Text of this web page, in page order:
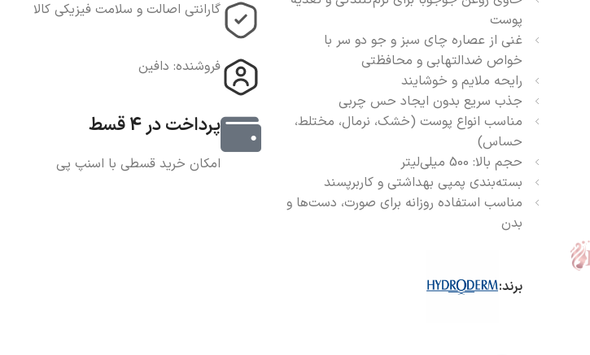
پوست
غنی از عصاره چای سبز و جو دو سر با
خواص ضدالتهابی و محافظتی
رایحه ملایم و خوشایند
جذب سریع بدون ایجاد حس چربی
مناسب انواع پوست (خشک، نرمال، مختلط،
حساس)
حجم بالا: 500 میلی‌لیتر
بسته‌بندی پمپی بهداشتی و کاربرپسند
مناسب استفاده روزانه برای صورت، دست‌ها و
بدن
برند:
گارانتی اصالت و سلامت فیزیکی کالا
فروشنده: دافین
پرداخت در 4 قسط
امکان خرید قسطی با اسنپ پی